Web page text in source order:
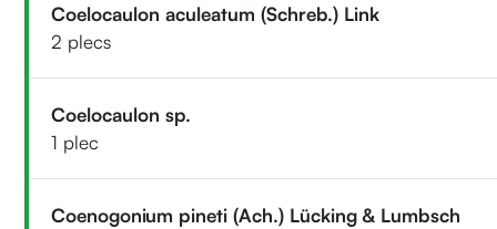
Coelocaulon aculeatum (Schreb.) Link
2 plecs
Coelocaulon sp.
1 plec
Coenogonium pineti (Ach.) Lücking & Lumbsch